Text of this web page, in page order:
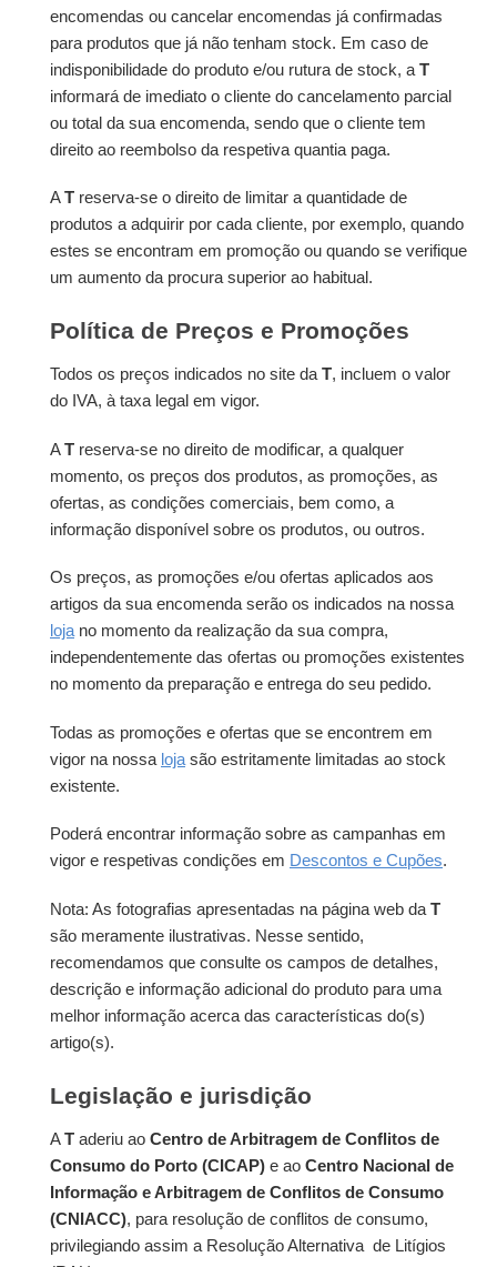
encomendas ou cancelar encomendas já confirmadas
para produtos que já não tenham stock. Em caso de
indisponibilidade do produto e/ou rutura de stock, a T
informará de imediato o cliente do cancelamento parcial
ou total da sua encomenda, sendo que o cliente tem
direito ao reembolso da respetiva quantia paga.
AT reserva-se o direito de limitar a quantidade de
produtos a adquirir por cada cliente, por exemplo, quando
estes se encontram em promoção ou quando se verifique
um aumento da procura superior ao habitual.
Política de Preços e Promoções
Todos os preços indicados no site daT, incluem o valor
do IVA, à taxa legal em vigor.
AT reserva-se no direito de modificar, a qualquer
momento, os preços dos produtos, as promoções, as
ofertas, as condições comerciais, bem como, a
informação disponível sobre os produtos, ou outros.
Os preços, as promoções e/ou ofertas aplicados aos
artigos da sua encomenda serão os indicados na nossa
loja no momento da realização da sua compra,
independentemente das ofertas ou promoções existentes
no momento da preparação e entrega do seu pedido.
Todas as promoções e ofertas que se encontrem em
vigor na nossa loja são estritamente limitadas ao stock
existente.
Poderá encontrar informação sobre as campanhas em
vigor e respetivas condições em Descontos e Cupões.
Nota: As fotografias apresentadas na página web da T
são meramente ilustrativas. Nesse sentido,
recomendamos que consulte os campos de detalhes,
descrição e informação adicional do produto para uma
melhor informação acerca das características do(s)
artigo(s).
Legislação e jurisdição
AT aderiu ao Centro de Arbitragem de Conflitos de
Consumo do Porto (CICAP) e ao Centro Nacional de
Informação e Arbitragem de Conflitos de Consumo
(CNIACC), para resolução de conflitos de consumo,
privilegiando assim a Resolução Alternativa de Litígios